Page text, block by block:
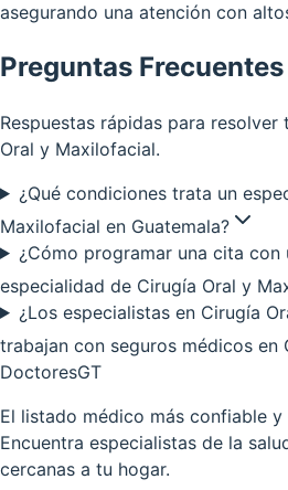
asegurando una atención con
Preguntas Frecuentes
Respuestas rápidas para resolver
Oral y Maxilofacial.
¿Qué condiciones trata un
Maxilofacial en Guatemala?
¿Cómo programar una cita con
especialidad de Cirugía Oral y
¿Los especialistas en Cirugía
trabajan con seguros médicos en
DoctoresGT
El listado médico más confiable
Encuentra especialistas de la
cercanas a tu hogar.